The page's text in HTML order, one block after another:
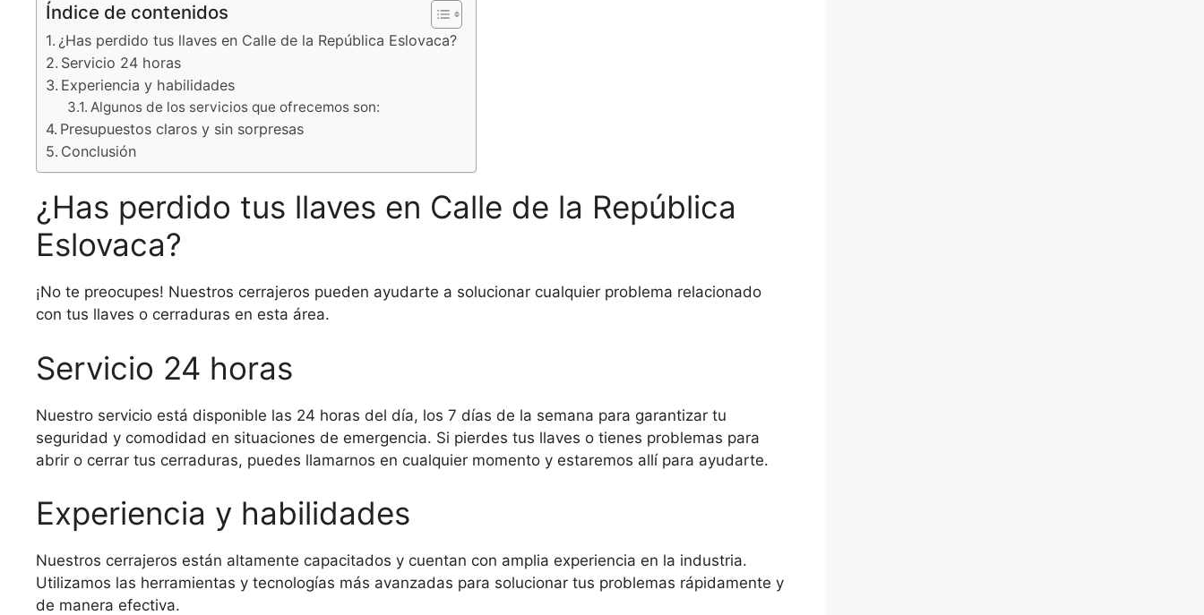
Índice de contenidos
¿Has perdido tus llaves en Calle de la República Eslovaca?
Servicio 24 horas
Experiencia y habilidades
Algunos de los servicios que ofrecemos son:
Presupuestos claros y sin sorpresas
Conclusión
¿Has perdido tus llaves en Calle de la República
Eslovaca?
¡No te preocupes! Nuestros cerrajeros pueden ayudarte a solucionar cualquier problema relacionado
con tus llaves o cerraduras en esta área.
Servicio 24 horas
Nuestro servicio está disponible las 24 horas del día, los 7 días de la semana para garantizar tu
seguridad y comodidad en situaciones de emergencia. Si pierdes tus llaves o tienes problemas para
abrir o cerrar tus cerraduras, puedes llamarnos en cualquier momento y estaremos allí para ayudarte.
Experiencia y habilidades
Nuestros cerrajeros están altamente capacitados y cuentan con amplia experiencia en la industria.
Utilizamos las herramientas y tecnologías más avanzadas para solucionar tus problemas rápidamente y
de manera efectiva.